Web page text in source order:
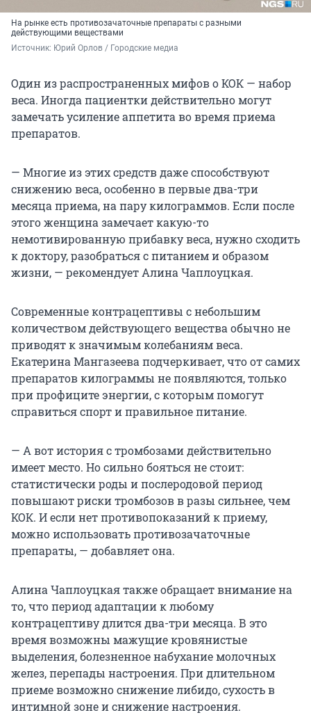
На рынке есть противозачаточные препараты с разными
действующими веществами
Источник: Юрий Орлов / Городские медиа
Один из распространенных мифов о КОК — набор
веса. Иногда пациентки действительно могут
замечать усиление аппетита во время приема
препаратов.
— Многие из этих средств даже способствуют
снижению веса, особенно в первые два-три
месяца приема, на пару килограммов. Если после
этого женщина замечает какую-то
немотивированную прибавку веса, нужно сходить
к доктору, разобраться с питанием и образом
жизни, — рекомендует Алина Чаплоуцкая.
Современные контрацептивы с небольшим
количеством действующего вещества обычно не
приводят к значимым колебаниям веса.
Екатерина Мангазеева подчеркивает, что от самих
препаратов килограммы не появляются, только
при профиците энергии, с которым помогут
справиться спорт и правильное питание.
— А вот история с тромбозами действительно
имеет место. Но сильно бояться не стоит:
статистически роды и послеродовой период
повышают риски тромбозов в разы сильнее, чем
КОК. И если нет противопоказаний к приему,
можно использовать противозачаточные
препараты, — добавляет она.
Алина Чаплоуцкая также обращает внимание на
то, что период адаптации к любому
контрацептиву длится два-три месяца. В это
время возможны мажущие кровянистые
выделения, болезненное набухание молочных
желез, перепады настроения. При длительном
приеме возможно снижение либидо, сухость в
интимной зоне и снижение настроения.